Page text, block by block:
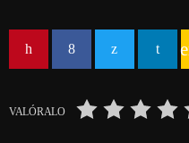
VALÓRALO